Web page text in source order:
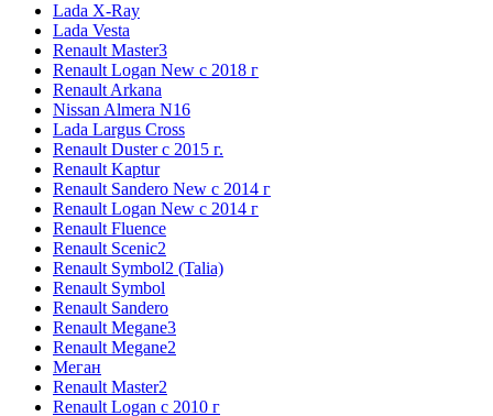
Lada X-Ray
Lada Vesta
Renault Master3
Renault Logan New с 2018 г
Renault Arkana
Nissan Almera N16
Lada Largus Cross
Renault Duster с 2015 г.
Renault Kaptur
Renault Sandero New с 2014 г
Renault Logan New с 2014 г
Renault Fluence
Renault Scenic2
Renault Symbol2 (Talia)
Renault Symbol
Renault Sandero
Renault Megane3
Renault Megane2
Меган
Renault Master2
Renault Logan c 2010 г